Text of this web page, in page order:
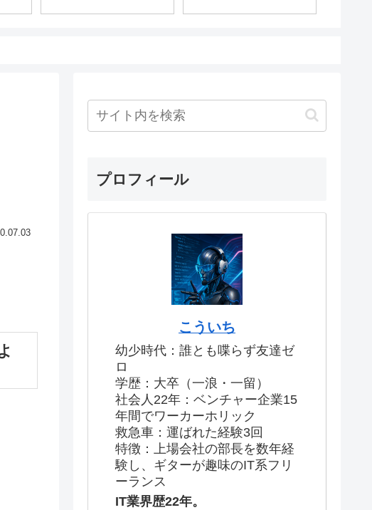
プロフィール
こういち
幼少時代：誰とも喋らず友達ゼ
ロ
学歴：大卒（一浪・一留）
社会人22年：ベンチャー企業15
年間でワーカーホリック
救急車：運ばれた経験3回
特徴：上場会社の部長を数年経
験し、ギターが趣味のIT系フリ
ーランス
IT業界歴22年。